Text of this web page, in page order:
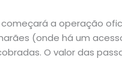
a operação
(onde há um
O valor das